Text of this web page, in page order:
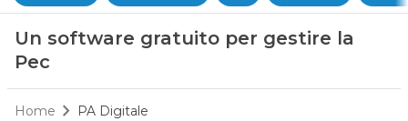
Un software gratuito per gestire la
Pec
Home PA Digitale